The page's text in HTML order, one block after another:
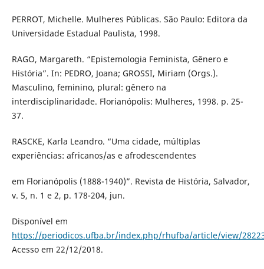
PERROT, Michelle. Mulheres Públicas. São Paulo: Editora da
Universidade Estadual Paulista, 1998.
RAGO, Margareth. “Epistemologia Feminista, Gênero e
História”. In: PEDRO, Joana; GROSSI, Miriam (Orgs.).
Masculino, feminino, plural: gênero na
interdisciplinaridade. Florianópolis: Mulheres, 1998. p. 25-
37.
RASCKE, Karla Leandro. “Uma cidade, múltiplas
experiências: africanos/as e afrodescendentes
em Florianópolis (1888-1940)”. Revista de História, Salvador,
v. 5, n. 1 e 2, p. 178-204, jun.
Disponível em
https://periodicos.ufba.br/index.php/rhufba/article/view/
Acesso em 22/12/2018.